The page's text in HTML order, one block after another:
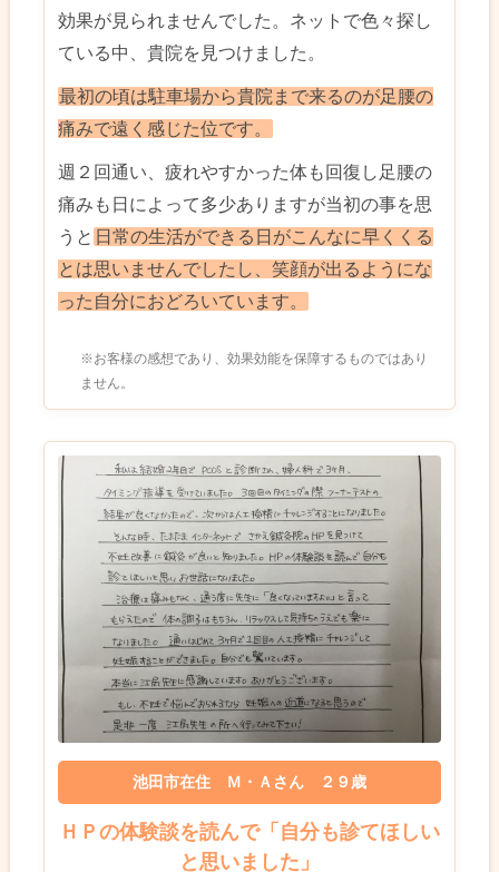
効果が見られませんでした。ネットで色々探し
ている中、貴院を見つけました。
最初の頃は駐車場から貴院まで来るのが足腰の
痛みで遠く感じた位です。
週２回通い、疲れやすかった体も回復し足腰の
痛みも日によって多少ありますが当初の事を思
うと 日常の生活ができる日がこんなに早くくる
とは思いませんでしたし、笑顔が出るようにな
った自分におどろいています。
※お客様の感想であり、効果効能を保障するものではあり
ません。
ＨＰの体験談を読んで「自分も診てほしい
と思いました」
池田市在住 Ｍ・Ａさん ２９歳